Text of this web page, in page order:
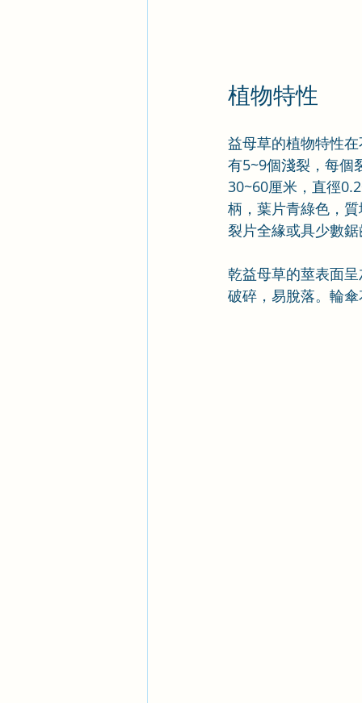
植物特性
益母草的植物特性
有5~9個淺裂，每個
30~60厘米，直徑
柄，葉片青綠色，
裂片全緣或具少數
乾益母草的莖表面
破碎，易脫落。輪